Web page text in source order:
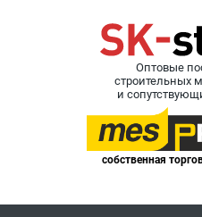
Оптовые
строительных
и
собственная